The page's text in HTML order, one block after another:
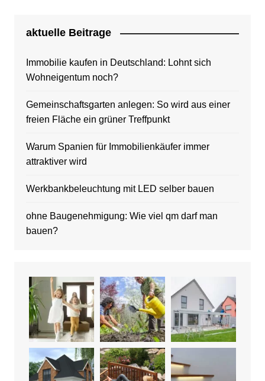
aktuelle Beitrage
Immobilie kaufen in Deutschland: Lohnt sich
Wohneigentum noch?
Gemeinschaftsgarten anlegen: So wird aus einer
freien Fläche ein grüner Treffpunkt
Warum Spanien für Immobilienkäufer immer
attraktiver wird
Werkbankbeleuchtung mit LED selber bauen
ohne Baugenehmigung: Wie viel qm darf man
bauen?